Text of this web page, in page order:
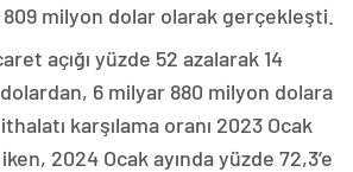
milyon dolar olarak gerçekleşti.
açığı yüzde 52 azalarak 14
6 milyar 880 milyon dolara
karşılama oranı 2023 Ocak
2024 Ocak ayında yüzde 72,3’e